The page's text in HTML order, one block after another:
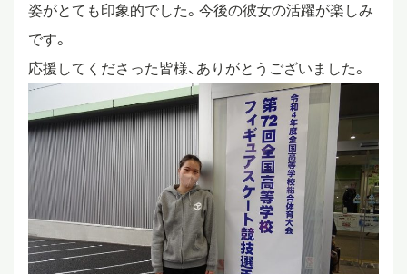
ニュース
教員ブログ
在校生・保護者・卒業生の方へ
姿がとても印象的でした。今後の彼女の活躍が楽しみ
です。
応援してくださった皆様、ありがとうございました。